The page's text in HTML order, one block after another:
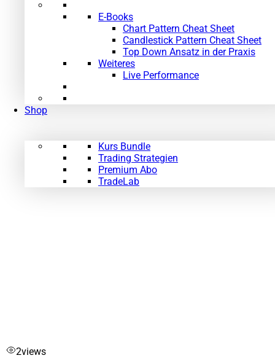
E-Books
Chart Pattern Cheat Sheet
Candlestick Pattern Cheat Sheet
Top Down Ansatz in der Praxis
Weiteres
Live Performance
Shop
Kurs Bundle
Trading Strategien
Premium Abo
TradeLab
2views